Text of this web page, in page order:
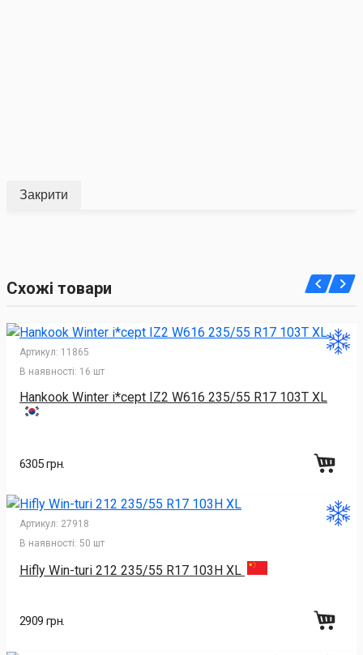
Закрити
Схожі товари
Артикул: 11865
В наявності: 16 шт
Hankook Winter i*cept IZ2 W616 235/55 R17 103T XL
6305 грн.
Артикул: 27918
В наявності: 50 шт
Hifly Win-turi 212 235/55 R17 103H XL
2909 грн.